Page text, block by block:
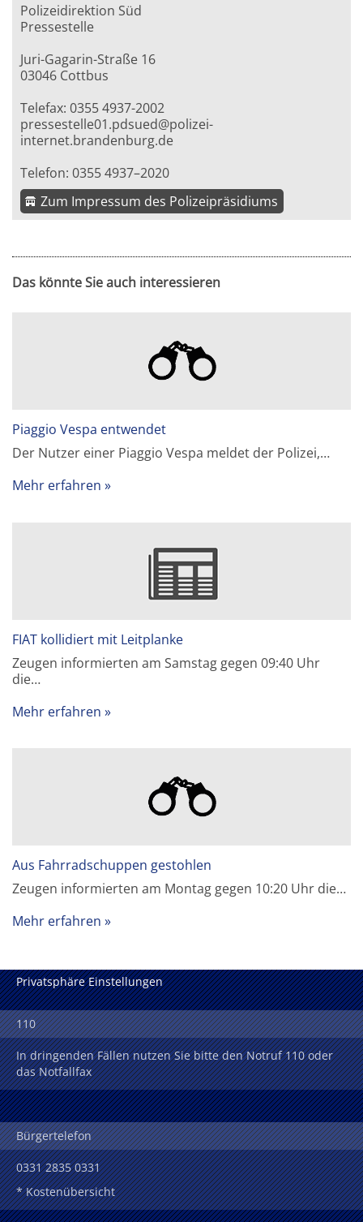
Polizeidirektion Süd
Pressestelle
Juri-Gagarin-Straße 16
03046 Cottbus
Telefax: 0355 4937-2002
pressestelle01.pdsued@polizei-
internet.brandenburg.de
Telefon: 0355 4937–2020
Zum Impressum des Polizeipräsidiums
Das könnte Sie auch interessieren
Piaggio Vespa entwendet
Der Nutzer einer Piaggio Vespa meldet der Polizei,…
Mehr erfahren
FIAT kollidiert mit Leitplanke
Zeugen informierten am Samstag gegen 09:40 Uhr
die…
Mehr erfahren
Aus Fahrradschuppen gestohlen
Zeugen informierten am Montag gegen 10:20 Uhr die…
Mehr erfahren
Privatsphäre Einstellungen
110
In dringenden Fällen nutzen Sie bitte den Notruf 110 oder
das Notfallfax
Bürgertelefon
0331 2835 0331
* Kostenübersicht